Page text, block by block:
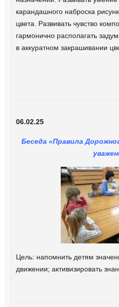
карандашного наброска
цвета. Развивать чувство
гармонично располагать
в аккуратном закрашивании
06.02.25
Беседа «Правила
Цель: напомнить детям
движении; активизировать